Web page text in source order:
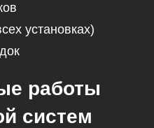
установках)
работы
систем